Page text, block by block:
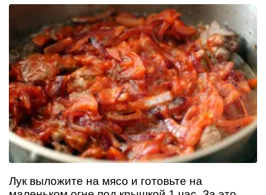
Лук выложите на мясо и готовьте на